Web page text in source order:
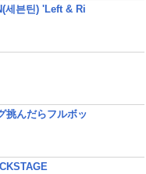
세븐틴) 'Left & Ri
挑んだらフルボッ